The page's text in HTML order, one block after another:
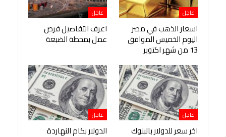
عاجل
اسعار الذهب في مصر
اليوم الخميس الموافق
13 من شهر اكتوبر
عاجل
اعرف التفاصيل فرص
عمل بمحطة الضبعة
عاجل
اخر سعر للدولار بالبنوك
عاجل
الدولار بكام النهاردة